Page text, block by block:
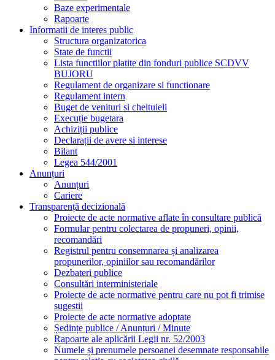
Anunțuri
Cariere
Transparență decizională
Proiecte de acte normative aflate în consultare publică
Formular pentru colectarea de propuneri, opinii,
recomandări
Registrul pentru consemnarea și analizarea
propunerilor, opiniilor sau recomandărilor
Dezbateri publice
Consultări interministeriale
Proiecte de acte normative pentru care nu pot fi trimise
sugestii
Proiecte de acte normative adoptate
Ședințe publice / Anunțuri / Minute
Rapoarte ale aplicării Legii nr. 52/2003
Numele și prenumele persoanei desemnate responsabile
pentru relația cu societatea civilă
Registrul asociațiilor, fundațiilor și federațiilor luate în
evidență de instituție
Integritate instituțională
Produse
Vin
Portaltoi
Vite altoite
Analize fizico-chimice si microbiologice
Contact